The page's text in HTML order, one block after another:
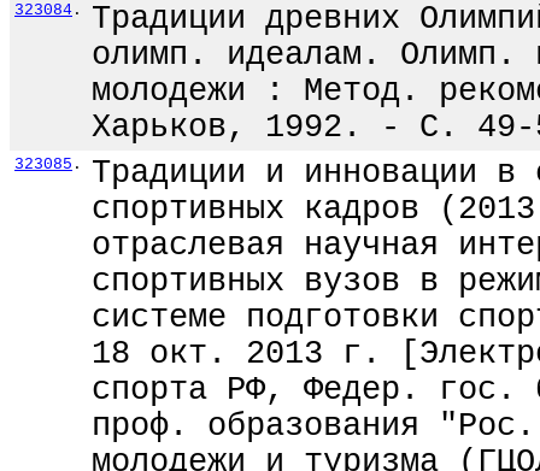
323084 .
Традиции древних
олимп. идеалам. Олимп.
молодежи : Метод.
Харьков, 1992. - С.
323085 .
Традиции и инновации в
спортивных кадров
отраслевая научная
спортивных вузов в
системе подготовки
18 окт. 2013 г.
спорта РФ, Федер. гос.
проф. образования
молодежи и туризма